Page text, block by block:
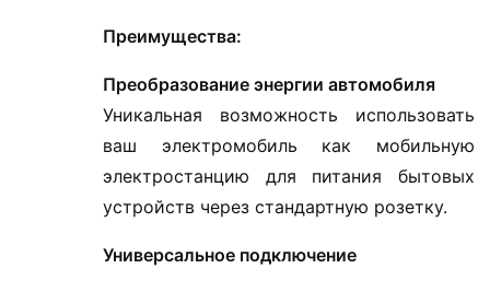
Преимущества:
Преобразование энергии автомобиля
Уникальная возможность использовать
ваш электромобиль как мобильную
электростанцию для питания бытовых
устройств через стандартную розетку.
Универсальное подключение